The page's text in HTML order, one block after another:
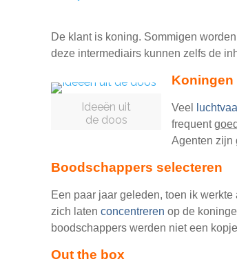
De klant is koning. Sommigen
deze intermediairs kunnen zelfs de
Ideeën uit
de doos
Veel
frequent
Agenten zijn
Boodschappers selecteren
Een paar jaar geleden, toen ik
zich latenconcentreren op de
boodschappers werden niet een
Out the box